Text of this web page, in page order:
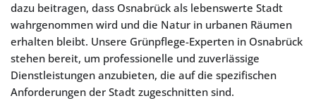
dazu beitragen, dass Osnabrück als lebenswerte Stadt
wahrgenommen wird und die Natur in urbanen Räumen
erhalten bleibt. Unsere Grünpflege-Experten in Osnabrück
stehen bereit, um professionelle und zuverlässige
Dienstleistungen anzubieten, die auf die spezifischen
Anforderungen der Stadt zugeschnitten sind.